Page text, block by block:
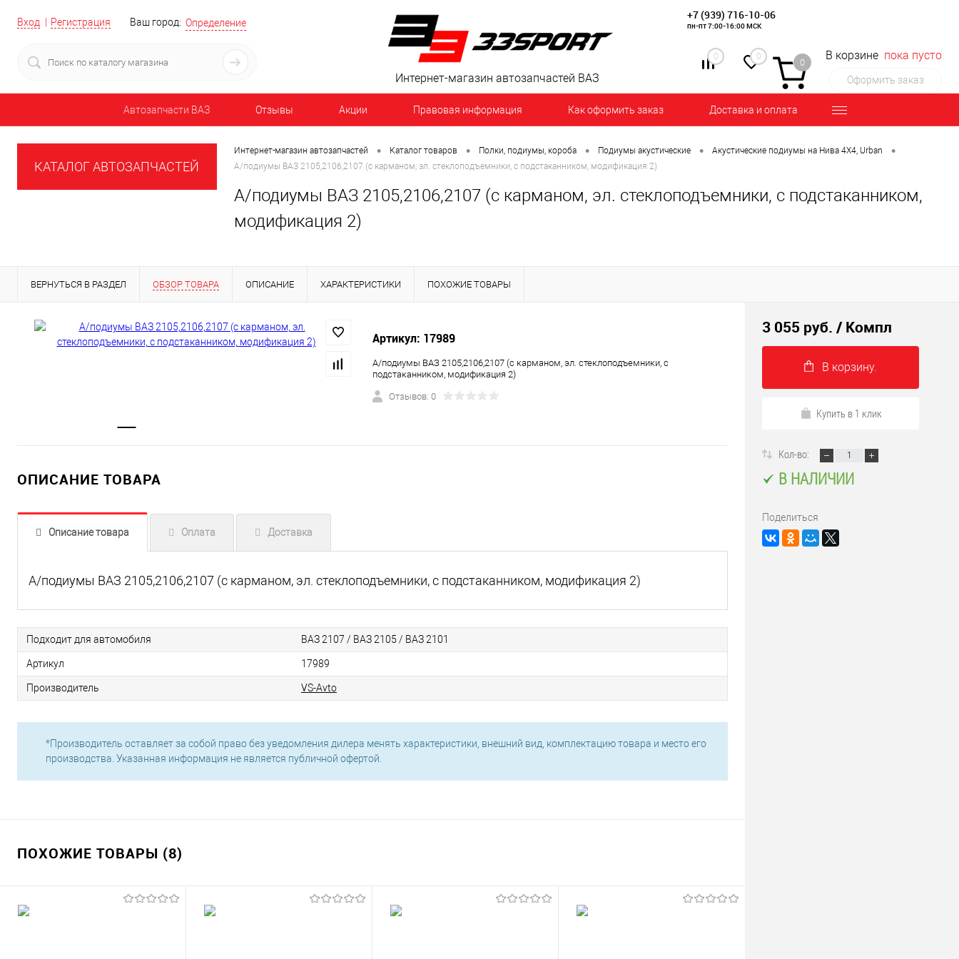
Вход Регистрация Ваш город: Определение
+7 (939) 716-10-06
пн-пт 7:00-16:00 МСК
0 0
0
В корзине пока пусто
Оформить заказ
Интернет-магазин автозапчастей ВАЗ
Автозапчасти ВАЗ Отзывы Акции Правовая информация Как оформить заказ Доставка и оплата
КАТАЛОГ АВТОЗАПЧАСТЕЙ
Интернет-магазин автозапчастей • Каталог товаров • Полки, подиумы, короба • Подиумы акустические • Акустические подиумы на Нива 4Х4, Urban •
А/подиумы ВАЗ 2105,2106,2107 (с карманом, эл. стеклоподъемники, с подстаканником, модификация 2)
А/подиумы ВАЗ 2105,2106,2107 (с карманом, эл. стеклоподъемники, с подстаканником,
модификация 2)
ВЕРНУТЬСЯ В РАЗДЕЛ ОБЗОР ТОВАРА ОПИСАНИЕ ХАРАКТЕРИСТИКИ ПОХОЖИЕ ТОВАРЫ
Артикул: 17989
А/подиумы ВАЗ 2105,2106,2107 (с карманом, эл. стеклоподъемники, с
подстаканником, модификация 2)
Отзывов: 0
ОПИСАНИЕ ТОВАРА
Описание товара Оплата Доставка
А/подиумы ВАЗ 2105,2106,2107 (с карманом, эл. стеклоподъемники, с подстаканником, модификация 2)
Подходит для автомобиля ВАЗ 2107 / ВАЗ 2105 / ВАЗ 2101
Артикул 17989
Производитель VS-Avto
*Производитель оставляет за собой право без уведомления дилера менять характеристики, внешний вид, комплектацию товара и место его
производства. Указанная информация не является публичной офертой.
ПОХОЖИЕ ТОВАРЫ (8)
3 055 руб. / Компл
В корзину.
Купить в 1 клик
Кол-во:
В НАЛИЧИИ
Поделиться